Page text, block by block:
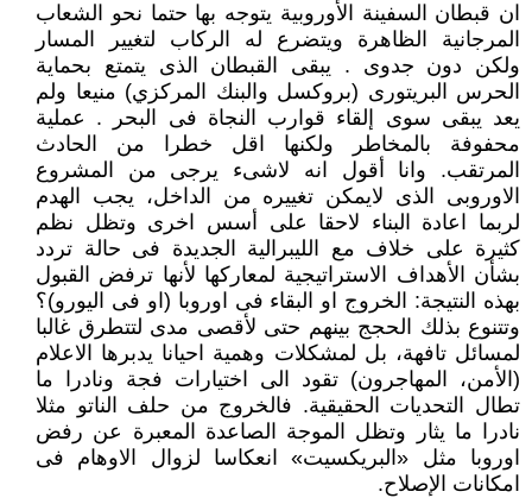
ان قبطان السفينة الأوروبية يتوجه بها حتما نحو الشعاب
المرجانية الظاهرة ويتضرع له الركاب لتغيير المسار
ولكن دون جدوى . يبقى القبطان الذى يتمتع بحماية
الحرس البريتورى (بروكسل والبنك المركزي) منيعا ولم
يعد يبقى سوى إلقاء قوارب النجاة فى البحر . عملية
محفوفة بالمخاطر ولكنها اقل خطرا من الحادث
المرتقب. وانا أقول انه لاشىء يرجى من المشروع
الاوروبى الذى لايمكن تغييره من الداخل، يجب الهدم
لربما اعادة البناء لاحقا على أسس اخرى وتظل نظم
كثيرة على خلاف مع الليبرالية الجديدة فى حالة تردد
بشأن الأهداف الاستراتيجية لمعاركها لأنها ترفض القبول
بهذه النتيجة: الخروج او البقاء فى اوروبا (او فى اليورو)؟
وتتنوع بذلك الحجج بينهم حتى لأقصى مدى لتتطرق غالبا
لمسائل تافهة، بل لمشكلات وهمية احيانا يدبرها الاعلام
(الأمن، المهاجرون) تقود الى اختيارات فجة ونادرا ما
تطال التحديات الحقيقية. فالخروج من حلف الناتو مثلا
نادرا ما يثار وتظل الموجة الصاعدة المعبرة عن رفض
اوروبا مثل «البريكسيت» انعكاسا لزوال الاوهام فى
امكانات الإصلاح.